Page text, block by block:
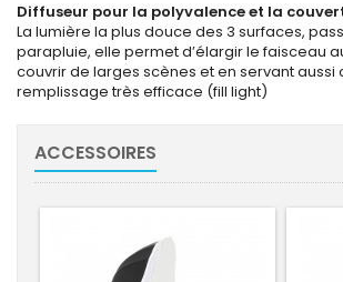
Diffuseur pour la polyvalence et la
La lumière la plus douce des 3 surfaces,
parapluie, elle permet d’élargir le faisceau
couvrir de larges scènes et en servant
remplissage très efficace (fill light)
ACCESSOIRES